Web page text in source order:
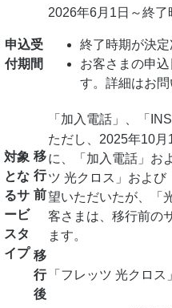
申込受
付期間
2026年6月1日～終了
終了時期が決定
お客さまの申
す。詳細はお問
対象
とな
るサ
ービ
スタ
イプ
移
行
前
「加入電話」、「
ただし、2025年10
に、「加入電話」お
ツ 光クロス」および
望いただいたが、「
客さまは、移行前の
ます。
移
行
後
「フレッツ 光クロス